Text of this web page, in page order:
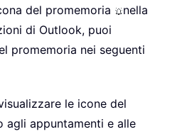
del promemoria
nella
di Outlook, puoi
promemoria nei seguenti
le icone del
agli appuntamenti e alle